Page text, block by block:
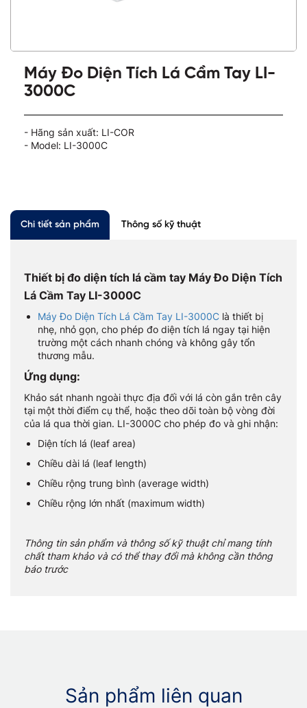
Máy Đo Diện Tích Lá Cầm Tay LI-
3000C
- Hãng sản xuất: LI-COR
- Model: LI-3000C
Chi tiết sản phẩm Thông số kỹ thuật
Thiết bị đo diện tích lá cầm tay Máy Đo Diện Tích
Lá Cầm Tay LI-3000C
Máy Đo Diện Tích Lá Cầm Tay LI-3000C là thiết bị
nhẹ, nhỏ gọn, cho phép đo diện tích lá ngay tại hiện
trường một cách nhanh chóng và không gây tổn
thương mẫu.
Ứng dụng:
Khảo sát nhanh ngoài thực địa đối với lá còn gắn trên cây
tại một thời điểm cụ thể, hoặc theo dõi toàn bộ vòng đời
của lá qua thời gian. LI-3000C cho phép đo và ghi nhận:
Diện tích lá (leaf area)
Chiều dài lá (leaf length)
Chiều rộng trung bình (average width)
Chiều rộng lớn nhất (maximum width)
Thông tin sản phẩm và thông số kỹ thuật chỉ mang tính
chất tham khảo và có thể thay đổi mà không cần thông
báo trước
Sản phẩm liên quan